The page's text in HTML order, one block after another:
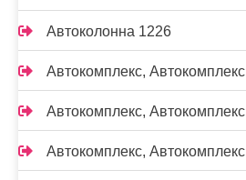
Автоколонна 1226
Автокомплекс, Автокомплекс
Автокомплекс, Автокомплекс
Автокомплекс, Автокомплекс